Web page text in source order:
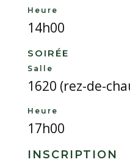
Heure
14h00
SOIRÉE
Salle
1620 (rez-de-
Heure
17h00
INSCRIPTION